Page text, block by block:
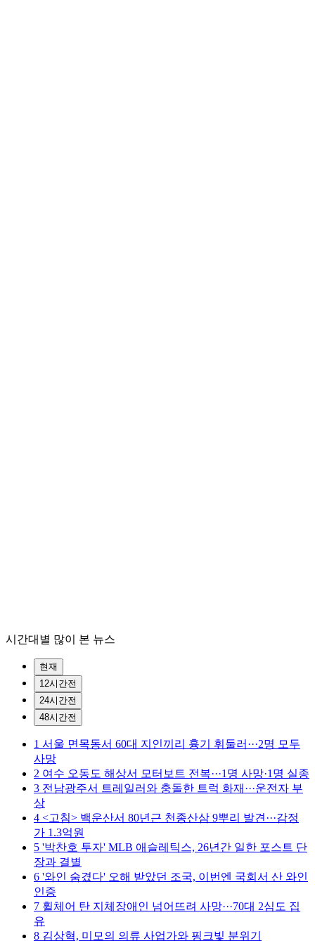
시간대별 많이 본 뉴스
현재
12시간전
24시간전
48시간전
1 서울 면목동서 60대 지인끼리 흉기 휘둘러···2명 모두
사망
2 여수 오동도 해상서 모터보트 전복···1명 사망·1명 실종
3 전남광주서 트레일러와 충돌한 트럭 화재···운전자 부
상
4 <고침> 백운산서 80년근 천종산삼 9뿌리 발견···감정
가 1.3억원
5 '박찬호 투자' MLB 애슬레틱스, 26년간 일한 포스트 단
장과 결별
6 '와인 숨겼다' 오해 받았던 조국, 이번엔 국회서 산 와인
인증
7 휠체어 탄 지체장애인 넘어뜨려 사망···70대 2심도 집
유
8 김상혁, 미모의 의류 사업가와 핑크빛 분위기